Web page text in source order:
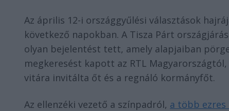
Az április 12-i országgyűlési választások
következő napokban. A Tisza Párt
olyan bejelentést tett, amely alapjaiban
megkeresést kapott az RTL
vitára invitálta őt és a regnáló kormányfőt.
Az ellenzéki vezető a színpadról, a több